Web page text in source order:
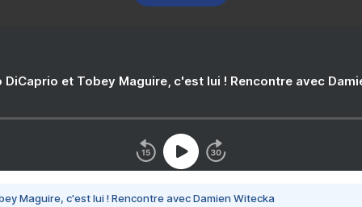
DiCaprio et Tobey Maguire, c'est lui ! Rencontre avec
Maguire, c'est lui ! Rencontre avec Damien Witecka